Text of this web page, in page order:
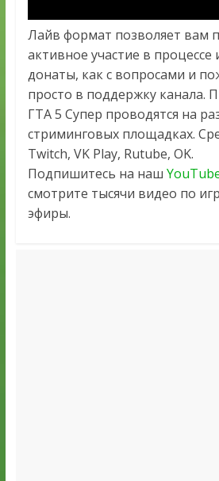
Лайв формат позволяет вам
активное участие в процессе
донаты, как с вопросами и
просто в поддержку канала.
ГТА 5 Супер проводятся на
стриминговых площадках.
Twitch, VK Play, Rutube, OK.
Подпишитесь на наш
смотрите тысячи видео по
эфиры.